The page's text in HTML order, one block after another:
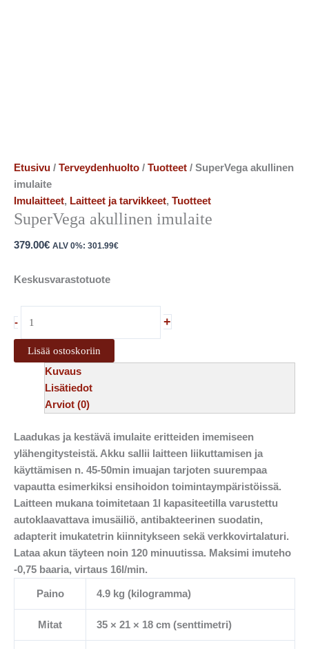
Etusivu / Terveydenhuolto / Tuotteet / SuperVega akullinen
imulaite
Imulaitteet, Laitteet ja tarvikkeet, Tuotteet
SuperVega akullinen imulaite
379.00€ ALV 0%: 301.99€
Keskusvarastotuote
- +
Lisää ostoskoriin
Kuvaus
Lisätiedot
Arviot (0)
Laadukas ja kestävä imulaite eritteiden imemiseen
ylähengitysteistä. Akku sallii laitteen liikuttamisen ja
käyttämisen n. 45-50min imuajan tarjoten suurempaa
vapautta esimerkiksi ensihoidon toimintaympäristöissä.
Laitteen mukana toimitetaan 1l kapasiteetilla varustettu
autoklaavattava imusäiliö, antibakteerinen suodatin,
adapterit imukatetrin kiinnitykseen sekä verkkovirtalaturi.
Lataa akun täyteen noin 120 minuutissa. Maksimi imuteho
-0,75 baaria, virtaus 16l/min.
Paino 4.9 kg (kilogramma)
Mitat 35 × 21 × 18 cm (senttimetri)